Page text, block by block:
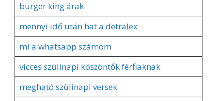
burger king árak
mennyi idő után hat a detralex
mi a whatsapp számom
vicces szülinapi köszöntők férfiaknak
megható szülinapi versek